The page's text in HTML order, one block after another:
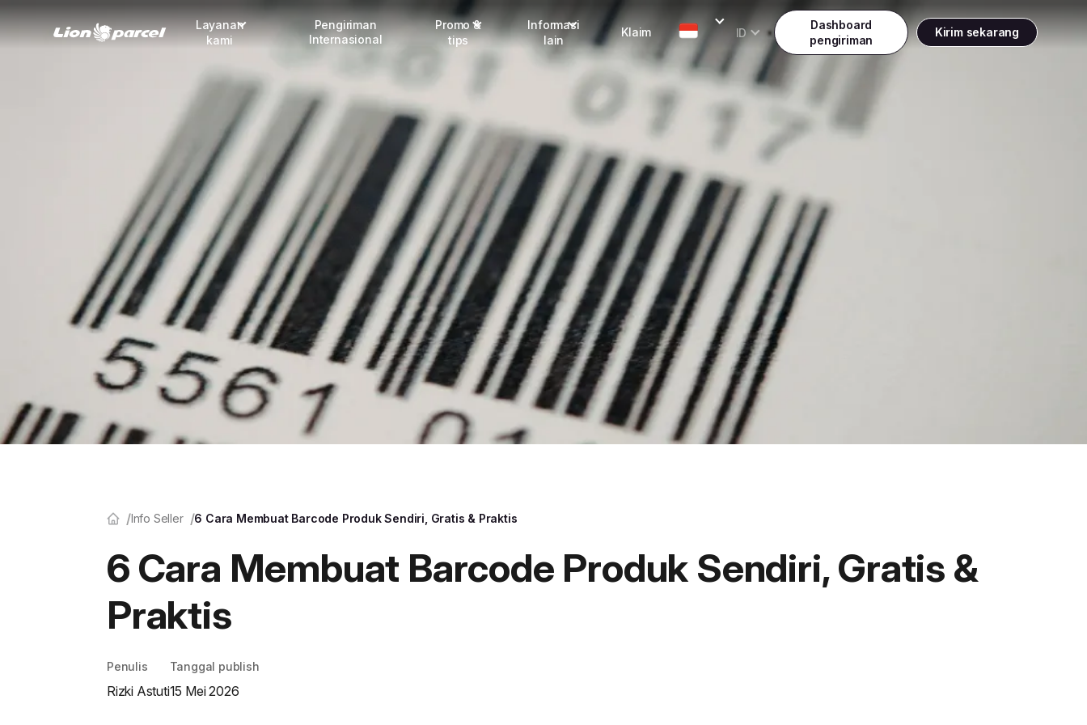
Layanan
kami
Pengiriman
COD
Fulfillment
Korporasi
Daftar jadi Mitra
Lacak pendaftaran Mitra
Pengiriman
Internasional
Promo &
tips
Info seller
Info mitra
Informasi
lain
Karantina
FAQ
Tentang kami
Karir
Klaim
Indonesia
ID
Indonesia
Dashboard
pengiriman
Masuk
Kirim sekarang
Info Seller 6 Cara Membuat Barcode Produk Sendiri, Gratis & Praktis
6 Cara Membuat Barcode Produk Sendiri, Gratis &
Praktis
Penulis
Rizki Astuti
Tanggal publish
15 Mei 2026